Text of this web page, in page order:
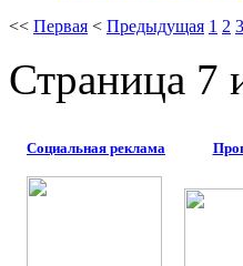
<< Первая < Предыдущая 1 2 3
Страница 7
Социальная реклама